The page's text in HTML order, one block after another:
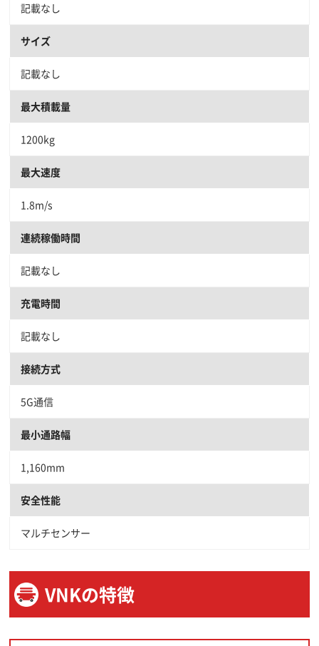
記載なし
サイズ
記載なし
最大積載量
1200kg
最大速度
1.8m/s
連続稼働時間
記載なし
充電時間
記載なし
接続方式
5G通信
最小通路幅
1,160mm
安全性能
マルチセンサー
VNKの特徴